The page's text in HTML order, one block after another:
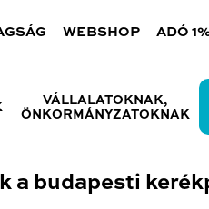
WEBSHOP ADÓ
VÁLLALATOKNAK,
ÖNKORMÁNYZATOKNAK
a budapesti